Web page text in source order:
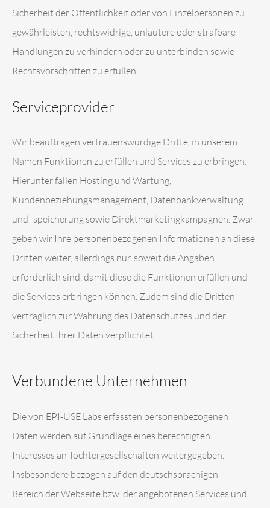
Sicherheit der Öffentlichkeit oder von Einzelpersonen zu
gewährleisten, rechtswidrige, unlautere oder strafbare
Handlungen zu verhindern oder zu unterbinden sowie
Rechtsvorschriften zu erfüllen.
Serviceprovider
Wir beauftragen vertrauenswürdige Dritte, in unserem
Namen Funktionen zu erfüllen und Services zu erbringen.
Hierunter fallen Hosting und Wartung,
Kundenbeziehungsmanagement, Datenbankverwaltung
und -speicherung sowie Direktmarketingkampagnen. Zwar
geben wir Ihre personenbezogenen Informationen an diese
Dritten weiter, allerdings nur, soweit die Angaben
erforderlich sind, damit diese die Funktionen erfüllen und
die Services erbringen können. Zudem sind die Dritten
vertraglich zur Wahrung des Datenschutzes und der
Sicherheit Ihrer Daten verpflichtet.
Verbundene Unternehmen
Die von EPI-USE Labs erfassten personenbezogenen
Daten werden auf Grundlage eines berechtigten
Interesses an Tochtergesellschaften weitergegeben.
Insbesondere bezogen auf den deutschsprachigen
Bereich der Webseite bzw. der angebotenen Services und